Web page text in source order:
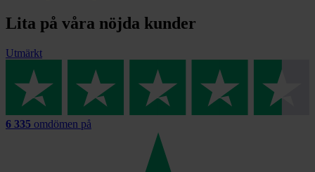
Lita på våra nöjda kunder
Utmärkt
6 335 omdömen på